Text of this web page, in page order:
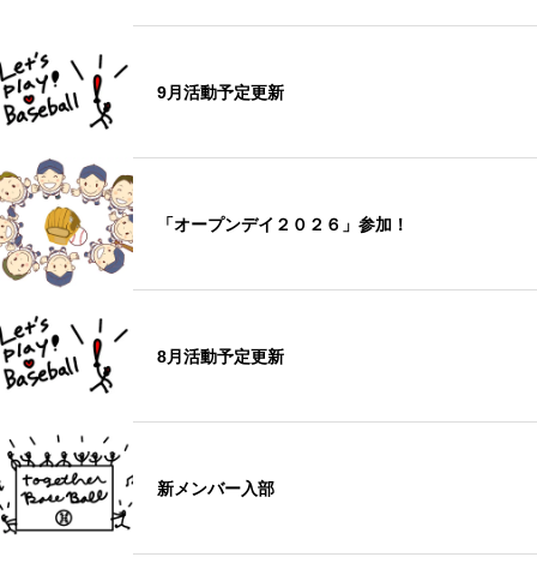
9月活動予定更新
「オープンデイ２０２６」参加！
8月活動予定更新
新メンバー入部